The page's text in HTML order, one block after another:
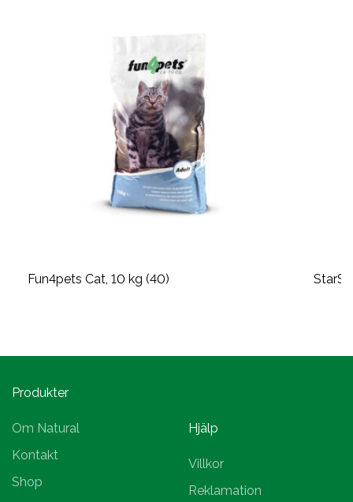
Fun4pets Cat, 10 kg (40)
Produkter
Om Natural
Kontakt
Shop
Hjälp
Villkor
Reklamation